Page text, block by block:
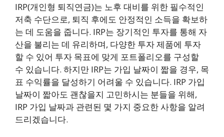
IRP(개인형 퇴직연금)는 노후 대비를 위한 필수적인
저축 수단으로, 퇴직 후에도 안정적인 소득을 확보하
는 데 도움을 줍니다. IRP는 장기적인 투자를 통해 자
산을 불리는 데 유리하며, 다양한 투자 제품에 투자
할 수 있어 투자 목표에 맞게 포트폴리오를 구성할
수 있습니다. 하지만 IRP는 가입 날짜이 짧을 경우, 목
표 수익률을 달성하기 어려울 수 있습니다. IRP 가입
날짜이 짧아도 괜찮을지 고민하시는 분들을 위해,
IRP 가입 날짜과 관련된 몇 가지 중요한 사항을 알려
드리겠습니다.